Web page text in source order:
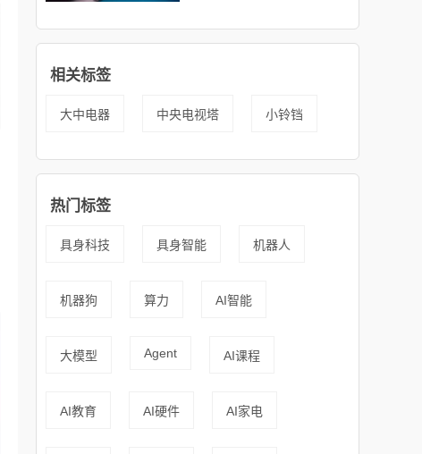
相关标签
大中电器 中央电视塔 小铃铛
热门标签
具身科技 具身智能 机器人
机器狗 算力 AI智能
大模型 Agent AI课程
AI教育 AI硬件 AI家电